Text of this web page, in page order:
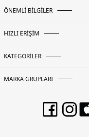
ÖNEMLİ BİLGİLER
HIZLI ERİŞİM
KATEGORİLER
MARKA GRUPLARI